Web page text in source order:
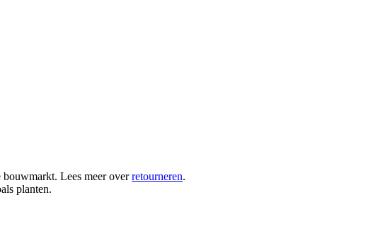
bouwmarkt. Lees meer overretourneren.
planten.